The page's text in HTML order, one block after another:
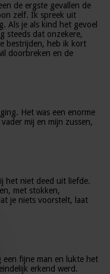
de ergste gevallen de
zelf. Ik spreek uit
Als je als kind het gevoel
steeds dat onzekere,
bestrijden, heb ik kort
doorbreken en de
Het was een enorme
mij en mijn zussen,
het niet deed uit liefde.
met stokken,
je niets voorstelt, laat
fijne man en lukte het
erkend werd.